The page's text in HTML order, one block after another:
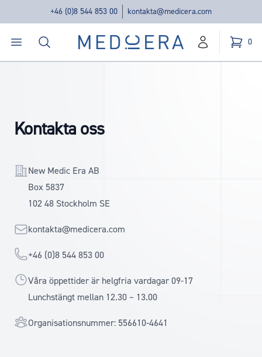
+46 (0)8 544 853 00 kontakta@medicera.com
Öppna menyn
Sök Medicera | New Medic Era AB konto Kundvagn
0
varor i
Kontakta oss
contact.address
New Medic Era AB
Box 5837
102 48 Stockholm SE
E-mailkontakta@medicera.com
Telefon+46 (0)8 544 853 00
Öppettider
Våra öppettider är helgfria vardagar 09-17
Lunchstängt mellan 12.30 – 13.00
Organisationsnummer
Organisationsnummer: 556610-4641